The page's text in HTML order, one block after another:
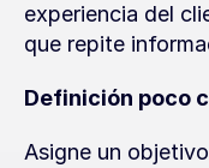
experiencia del
que repite
Definición poco
Asigne un